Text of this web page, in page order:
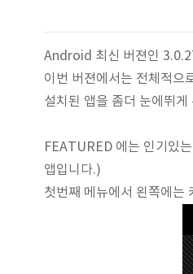
Android 최신 버젼인
이번 버젼에서는 전체적으
설치된 앱을 좀더 눈에뛰
FEATURED 에는 인기있
앱입니다.)
첫번째 메뉴에서 왼쪽에는